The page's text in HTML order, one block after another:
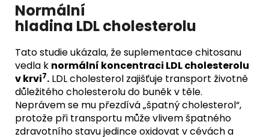
Normální
hladina LDL cholesterolu
Tato studie ukázala, že suplementace chitosanu
vedla k normální koncentraci LDL cholesterolu
v krvi7. LDL cholesterol zajišťuje transport životně
důležitého cholesterolu do buněk v těle.
Neprávem se mu přezdívá „špatný cholesterol“,
protože při transportu může vlivem špatného
zdravotního stavu jedince oxidovat v cévách a